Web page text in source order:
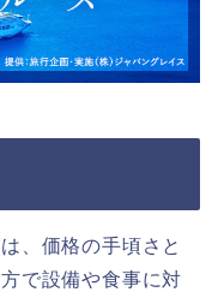
、価格の手頃さと
で設備や食事に対